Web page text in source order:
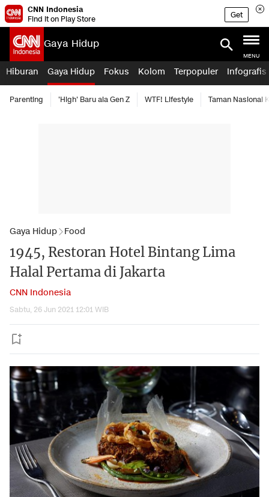
CNN Indonesia
Find it on Play Store
Get
Gaya Hidup
MENU
Hiburan Gaya Hidup Fokus Kolom Terpopuler Infografis
Parenting 'High' Baru ala Gen Z WTF! Lifestyle Taman Nasional
Gaya Hidup Food
1945, Restoran Hotel Bintang Lima
Halal Pertama di Jakarta
CNN Indonesia
Sabtu, 26 Jun 2021 12:01 WIB